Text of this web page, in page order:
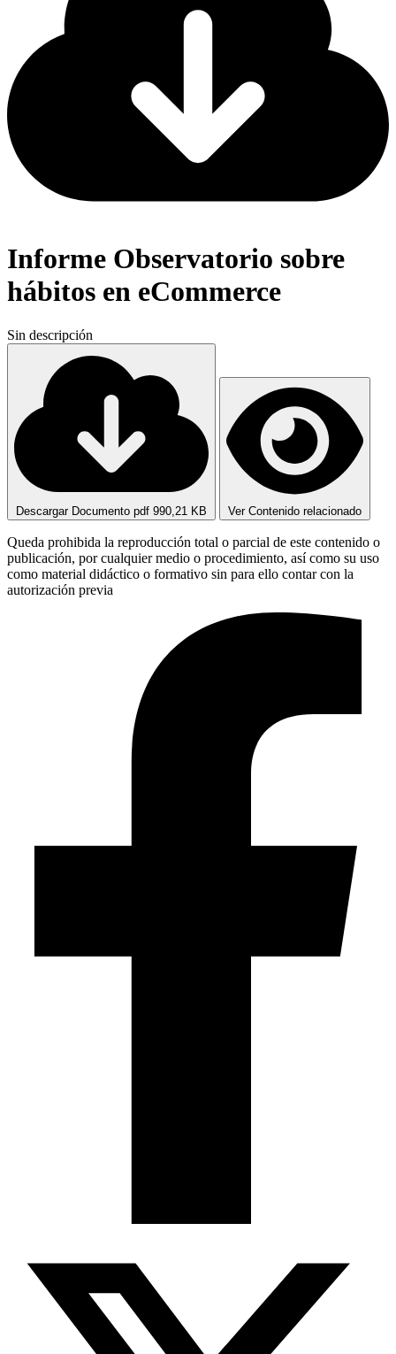
Informe Observatorio sobre
hábitos en eCommerce
Sin descripción
Descargar Documento pdf 990,21 KB Ver Contenido relacionado
Queda prohibida la reproducción total o parcial de este contenido o
publicación, por cualquier medio o procedimiento, así como su uso
como material didáctico o formativo sin para ello contar con la
autorización previa